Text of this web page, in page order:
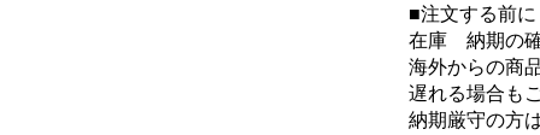
■注文する前に
在庫 納期の
海外からの商
遅れる場合も
納期厳守の方